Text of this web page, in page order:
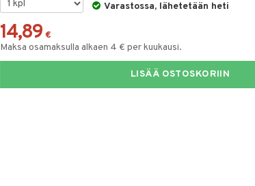
Varastossa, lähetetään heti
14,89 €
Maksa osamaksulla alkaen 4 € per kuukausi.
LISÄÄ OSTOSKORIIN